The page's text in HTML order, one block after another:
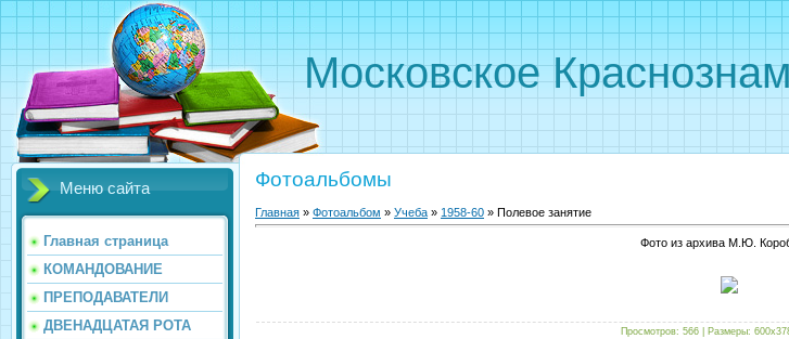
Московское
Меню сайта
Главная страница
КОМАНДОВАНИЕ
ПРЕПОДАВАТЕЛИ
ДВЕНАДЦАТАЯ РОТА
Фотоальбомы
Главная » Фотоальбом » Учеба » 1958-60 » Полевое занятие
Фото из архива М.Ю.
Просмотров: 566 | Размеры: